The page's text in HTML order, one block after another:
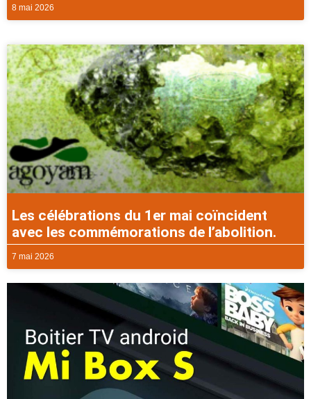
8 mai 2026
Les célébrations du 1er mai coïncident
avec les commémorations de l’abolition.
7 mai 2026